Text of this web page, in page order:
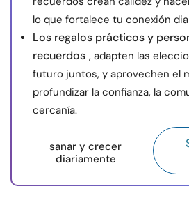
lo que fortalece tu conexión
Los regalos prácticos y
recuerdos , adapten las
futuro juntos, y aprovechen el
profundizar la confianza, la
cercanía.
sanar y crecer
diariamente